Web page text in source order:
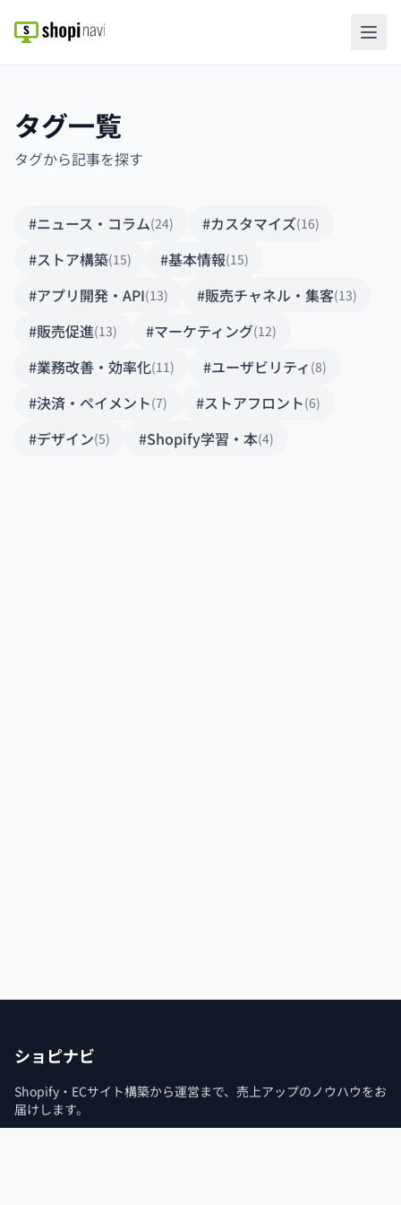
タグ一覧
タグから記事を探す
#ニュース・コラム(24) #カスタマイズ(16)
#ストア構築(15) #基本情報(15)
#アプリ開発・API(13) #販売チャネル・集客(13)
#販売促進(13) #マーケティング(12)
#業務改善・効率化(11) #ユーザビリティ (8)
#決済・ペイメント(7) #ストアフロント(6)
#デザイン(5) #Shopify学習・本(4)
ショピナビ
Shopify・ECサイト構築から運営まで、売上アップのノウハウをお
届けします。